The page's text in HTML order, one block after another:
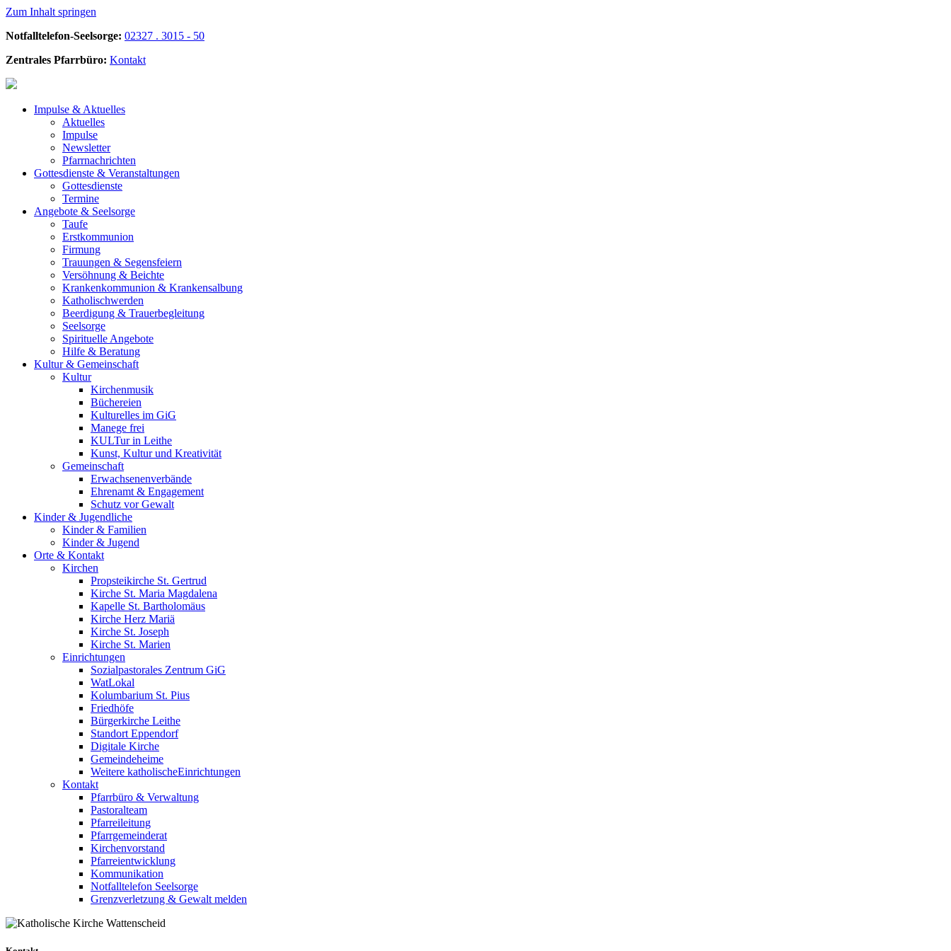
Zum Inhalt springen
Notfalltelefon-Seelsorge: 02327 . 3015 - 50
Zentrales Pfarrbüro: Kontakt
Impulse & Aktuelles
Aktuelles
Impulse
Newsletter
Pfarrnachrichten
Gottesdienste & Veranstaltungen
Gottesdienste
Termine
Angebote & Seelsorge
Taufe
Erstkommunion
Firmung
Trauungen & Segensfeiern
Versöhnung & Beichte
Krankenkommunion & Krankensalbung
Katholischwerden
Beerdigung & Trauerbegleitung
Seelsorge
Spirituelle Angebote
Hilfe & Beratung
Kultur & Gemeinschaft
Kultur
Kirchenmusik
Büchereien
Kulturelles im GiG
Manege frei
KULTur in Leithe
Kunst, Kultur und Kreativität
Gemeinschaft
Erwachsenenverbände
Ehrenamt & Engagement
Schutz vor Gewalt
Kinder & Jugendliche
Kinder & Familien
Kinder & Jugend
Orte & Kontakt
Kirchen
Propsteikirche St. Gertrud
Kirche St. Maria Magdalena
Kapelle St. Bartholomäus
Kirche Herz Mariä
Kirche St. Joseph
Kirche St. Marien
Einrichtungen
Sozialpastorales Zentrum GiG
WatLokal
Kolumbarium St. Pius
Friedhöfe
Bürgerkirche Leithe
Standort Eppendorf
Digitale Kirche
Gemeindeheime
Weitere katholische­­Einrichtungen
Kontakt
Pfarrbüro & Verwaltung
Pastoralteam
Pfarreileitung
Pfarrgemeinderat
Kirchenvorstand
Pfarreientwicklung
Kommunikation
Notfalltelefon Seelsorge
Grenzverletzung & Gewalt melden